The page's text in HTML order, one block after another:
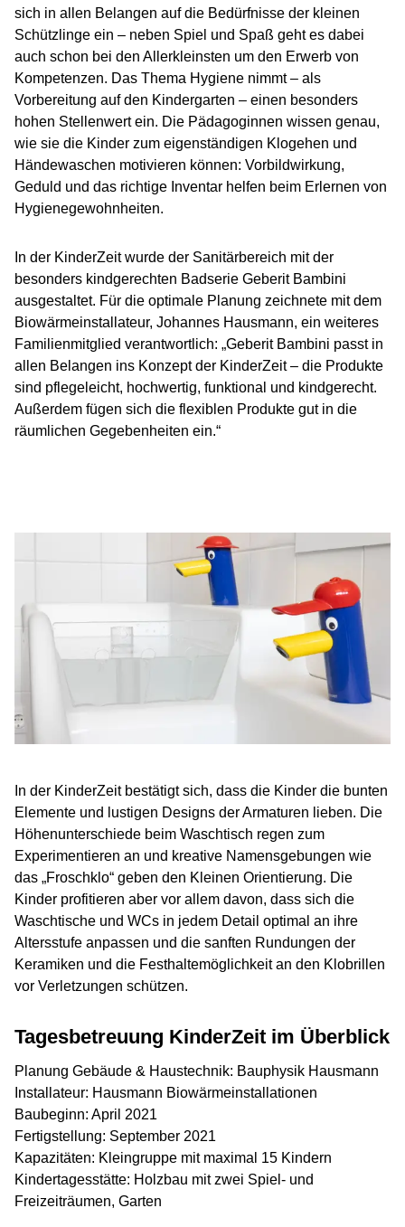
sich in allen Belangen auf die Bedürfnisse der kleinen
Schützlinge ein – neben Spiel und Spaß geht es dabei
auch schon bei den Allerkleinsten um den Erwerb von
Kompetenzen. Das Thema Hygiene nimmt – als
Vorbereitung auf den Kindergarten – einen besonders
hohen Stellenwert ein. Die Pädagoginnen wissen genau,
wie sie die Kinder zum eigenständigen Klogehen und
Händewaschen motivieren können: Vorbildwirkung,
Geduld und das richtige Inventar helfen beim Erlernen von
Hygienegewohnheiten.
In der KinderZeit wurde der Sanitärbereich mit der
besonders kindgerechten Badserie Geberit Bambini
ausgestaltet. Für die optimale Planung zeichnete mit dem
Biowärmeinstallateur, Johannes Hausmann, ein weiteres
Familienmitglied verantwortlich: „Geberit Bambini passt in
allen Belangen ins Konzept der KinderZeit – die Produkte
sind pflegeleicht, hochwertig, funktional und kindgerecht.
Außerdem fügen sich die flexiblen Produkte gut in die
räumlichen Gegebenheiten ein.“
In der KinderZeit bestätigt sich, dass die Kinder die bunten
Elemente und lustigen Designs der Armaturen lieben. Die
Höhenunterschiede beim Waschtisch regen zum
Experimentieren an und kreative Namensgebungen wie
das „Froschklo“ geben den Kleinen Orientierung. Die
Kinder profitieren aber vor allem davon, dass sich die
Waschtische und WCs in jedem Detail optimal an ihre
Altersstufe anpassen und die sanften Rundungen der
Keramiken und die Festhaltemöglichkeit an den Klobrillen
vor Verletzungen schützen.
Tagesbetreuung KinderZeit im Überblick
Planung Gebäude & Haustechnik: Bauphysik Hausmann
Installateur: Hausmann Biowärmeinstallationen
Baubeginn: April 2021
Fertigstellung: September 2021
Kapazitäten: Kleingruppe mit maximal 15 Kindern
Kindertagesstätte: Holzbau mit zwei Spiel- und
Freizeiträumen, Garten